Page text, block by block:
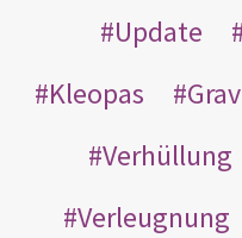
Update
Kleopas
Grav
Verhüllung
Verleugnung